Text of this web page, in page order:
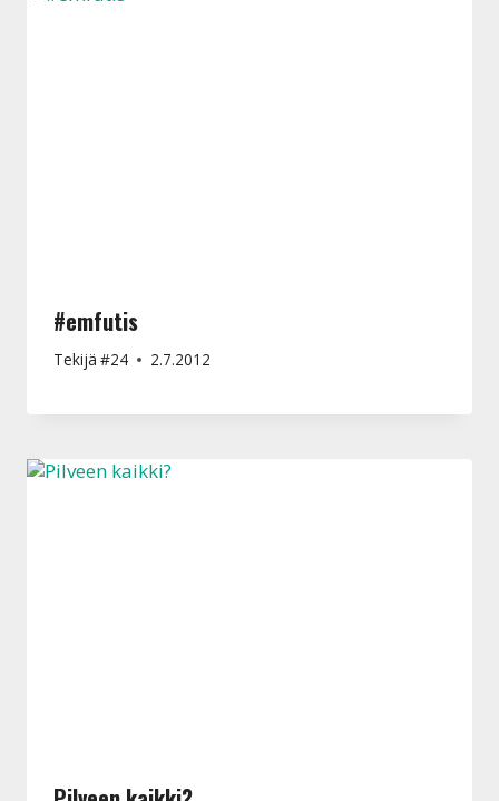
#emfutis
Tekijä #24 2.7.2012